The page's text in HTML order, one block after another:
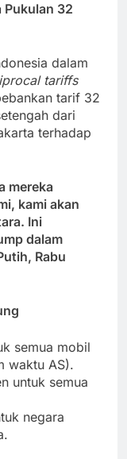
Pukulan 32
dalam
tariffs
tarif 32
dari
terhadap
mereka
kami akan
Ini
dalam
Rabu
semua mobil
waktu AS).
untuk semua
negara